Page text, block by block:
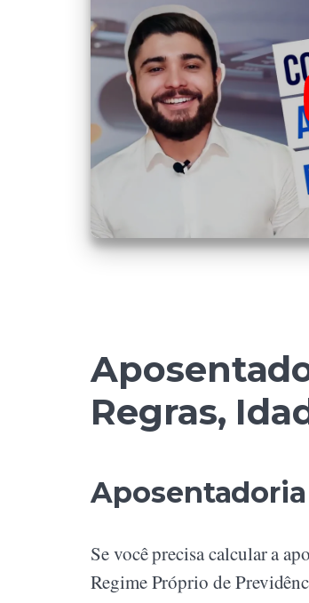
Regras,
Se você precisa calcular a
Regime Próprio de